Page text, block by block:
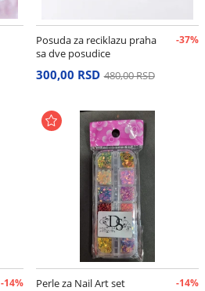
Posuda za reciklazu praha
sa dve posudice
-37%
300,00 RSD 480,00 RSD
-14% Perle za Nail Art set -14%